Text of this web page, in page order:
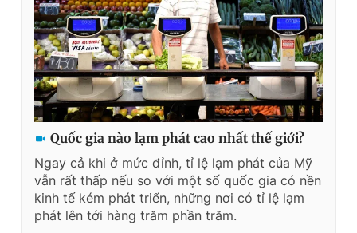
Quốc gia nào lạm phát cao nhất thế giới?
Ngay cả khi ở mức đỉnh, tỉ lệ lạm phát của Mỹ
vẫn rất thấp nếu so với một số quốc gia có nền
kinh tế kém phát triển, những nơi có tỉ lệ lạm
phát lên tới hàng trăm phần trăm.